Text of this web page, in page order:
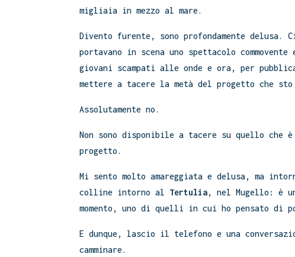
migliaia in mezzo al mare.
Divento furente, sono profondamente
portavano in scena uno spettacolo
giovani scampati alle onde e ora, per
mettere a tacere la metà del progetto che sto
Assolutamente no.
Non sono disponibile a tacere su quello che
progetto.
Mi sento molto amareggiata e delusa, ma
colline intorno al Tertulia, nel Mugello: è
momento, uno di quelli in cui ho pensato di
E dunque, lascio il telefono e una
camminare.